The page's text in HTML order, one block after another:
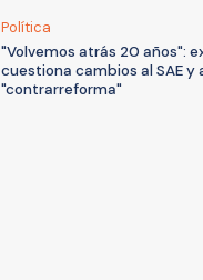
Política
"Volvemos atrás 20 años":
cuestiona cambios al SAE y
"contrarreforma"